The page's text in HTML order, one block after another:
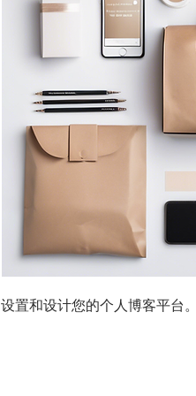
设置和设计您的个人博客平台